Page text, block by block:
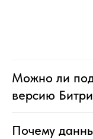
Можно ли
версию
Почему